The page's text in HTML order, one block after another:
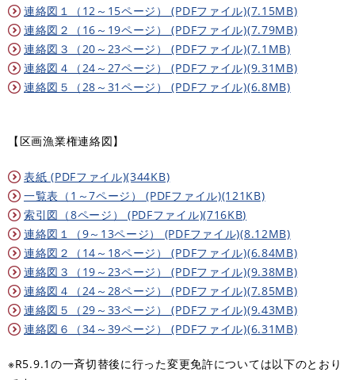
連絡図１（12～15ページ） (PDFファイル)(7.15MB)
連絡図２（16～19ページ） (PDFファイル)(7.79MB)
連絡図３（20～23ページ） (PDFファイル)(7.1MB)
連絡図４（24～27ページ） (PDFファイル)(9.31MB)
連絡図５（28～31ページ） (PDFファイル)(6.8MB)
【区画漁業権連絡図】
表紙 (PDFファイル)(344KB)
一覧表（1～7ページ） (PDFファイル)(121KB)
索引図（8ページ） (PDFファイル)(716KB)
連絡図１（9～13ページ） (PDFファイル)(8.12MB)
連絡図２（14～18ページ） (PDFファイル)(6.84MB)
連絡図３（19～23ページ） (PDFファイル)(9.38MB)
連絡図４（24～28ページ） (PDFファイル)(7.85MB)
連絡図５（29～33ページ） (PDFファイル)(9.43MB)
連絡図６（34～39ページ） (PDFファイル)(6.31MB)
※R5.9.1の一斉切替後に行った変更免許については以下のとおり